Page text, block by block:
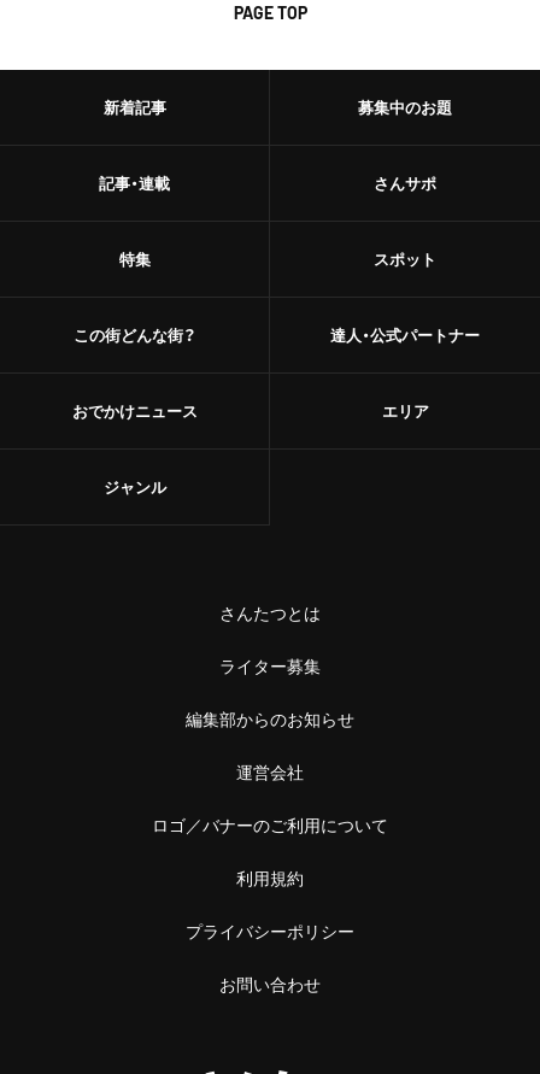
PAGE TOP
新着記事
記事・連載
特集
この街どんな街？
おでかけニュース
募集中のお題
さんサポ
スポット
達人・公式パートナー
エリア
ジャンル
さんたつとは
ライター募集
編集部からのお知らせ
運営会社
ロゴ／バナーのご利用について
利用規約
プライバシーポリシー
お問い合わせ